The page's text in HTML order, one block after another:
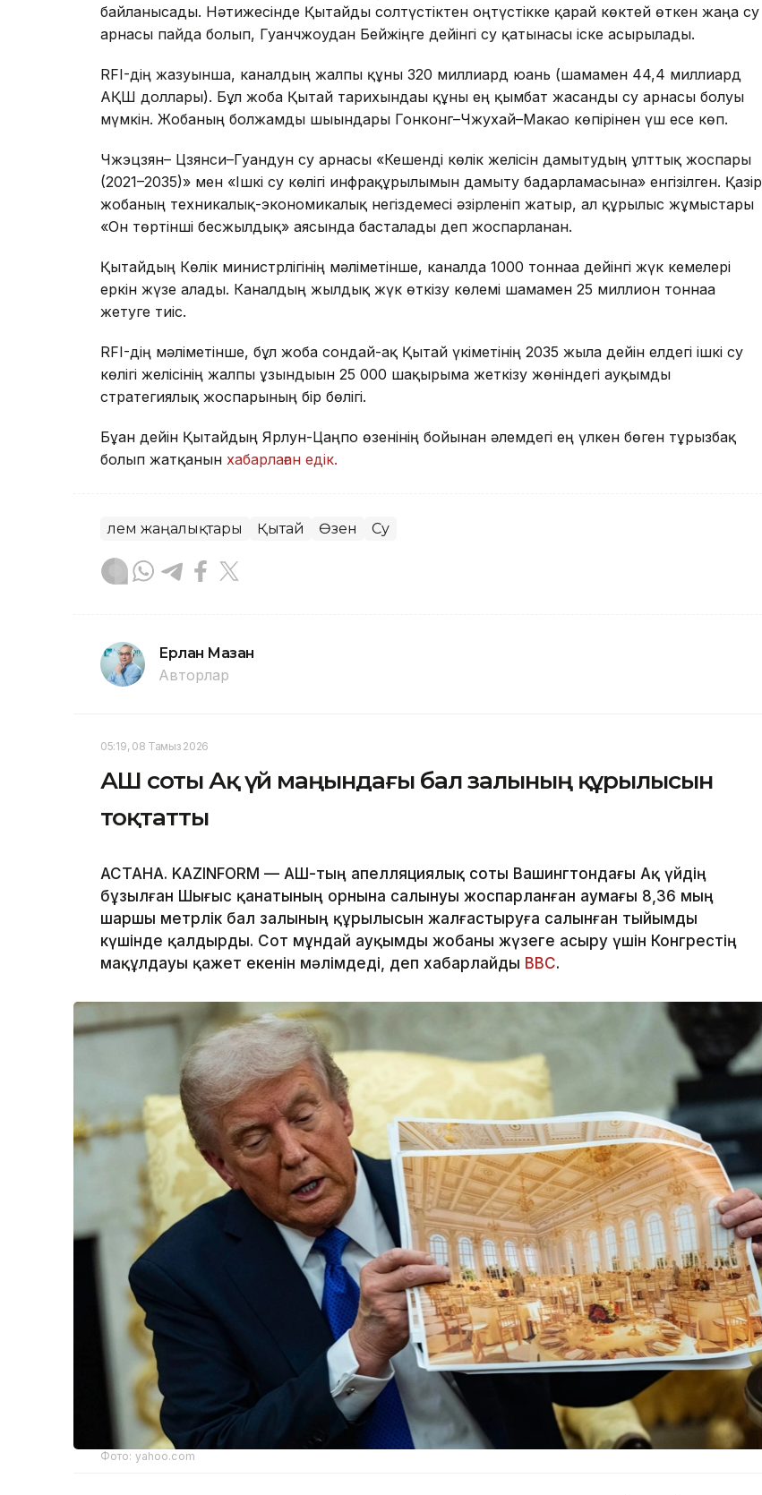
байланысады. Нәтижесінде Қытайды солтүстіктен оңтүстікке қарай көктей өткен жаңа су
арнасы пайда болып, Гуанчжоудан Бейжіңге дейінгі су қатынасы іске асырылады.
RFI-дің жазуынша, каналдың жалпы құны 320 миллиард юань (шамамен 44,4 миллиард
АҚШ доллары). Бұл жоба Қытай тарихындағы құны ең қымбат жасанды су арнасы болуы
мүмкін. Жобаның болжамды шығындары Гонконг–Чжухай–Макао көпірінен үш есе көп.
Чжэцзян– Цзянси–Гуандун су арнасы «Кешенді көлік желісін дамытудың ұлттық жоспары
(2021–2035)» мен «Ішкі су көлігі инфрақұрылымын дамыту бағдарламасына» енгізілген. Қазір
жобаның техникалық-экономикалық негіздемесі әзірленіп жатыр, ал құрылыс жұмыстары
«Он төртінші бесжылдық» аясында басталады деп жоспарланған.
Қытайдың Көлік министрлігінің мәліметінше, каналда 1000 тоннаға дейінгі жүк кемелері
еркін жүзе алады. Каналдың жылдық жүк өткізу көлемі шамамен 25 миллион тоннаға
жетуге тиіс.
RFI-дің мәліметінше, бұл жоба сондай-ақ Қытай үкіметінің 2035 жылға дейін елдегі ішкі су
көлігі желісінің жалпы ұзындығын 25 000 шақырымға жеткізу жөніндегі ауқымды
стратегиялық жоспарының бір бөлігі.
Бұған дейін Қытайдың Ярлун-Цаңпо өзенінің бойынан әлемдегі ең үлкен бөген тұрғызбақ
болып жатқанын хабарлаған едік.
Әлем жаңалықтары Қытай Өзен Су
Ерлан Мазан
Авторлар
05:19, 08 Тамыз 2026
АҚШ соты Ақ үй маңындағы бал залының құрылысын
тоқтатты
АСТАНА. KAZINFORM — АҚШ-тың апелляциялық соты Вашингтондағы Ақ үйдің
бұзылған Шығыс қанатының орнына салынуы жоспарланған аумағы 8,36 мың
шаршы метрлік бал залының құрылысын жалғастыруға салынған тыйымды
күшінде қалдырды. Сот мұндай ауқымды жобаны жүзеге асыру үшін Конгрестің
мақұлдауы қажет екенін мәлімдеді, деп хабарлайды BBC.
Фото: yahoo.com